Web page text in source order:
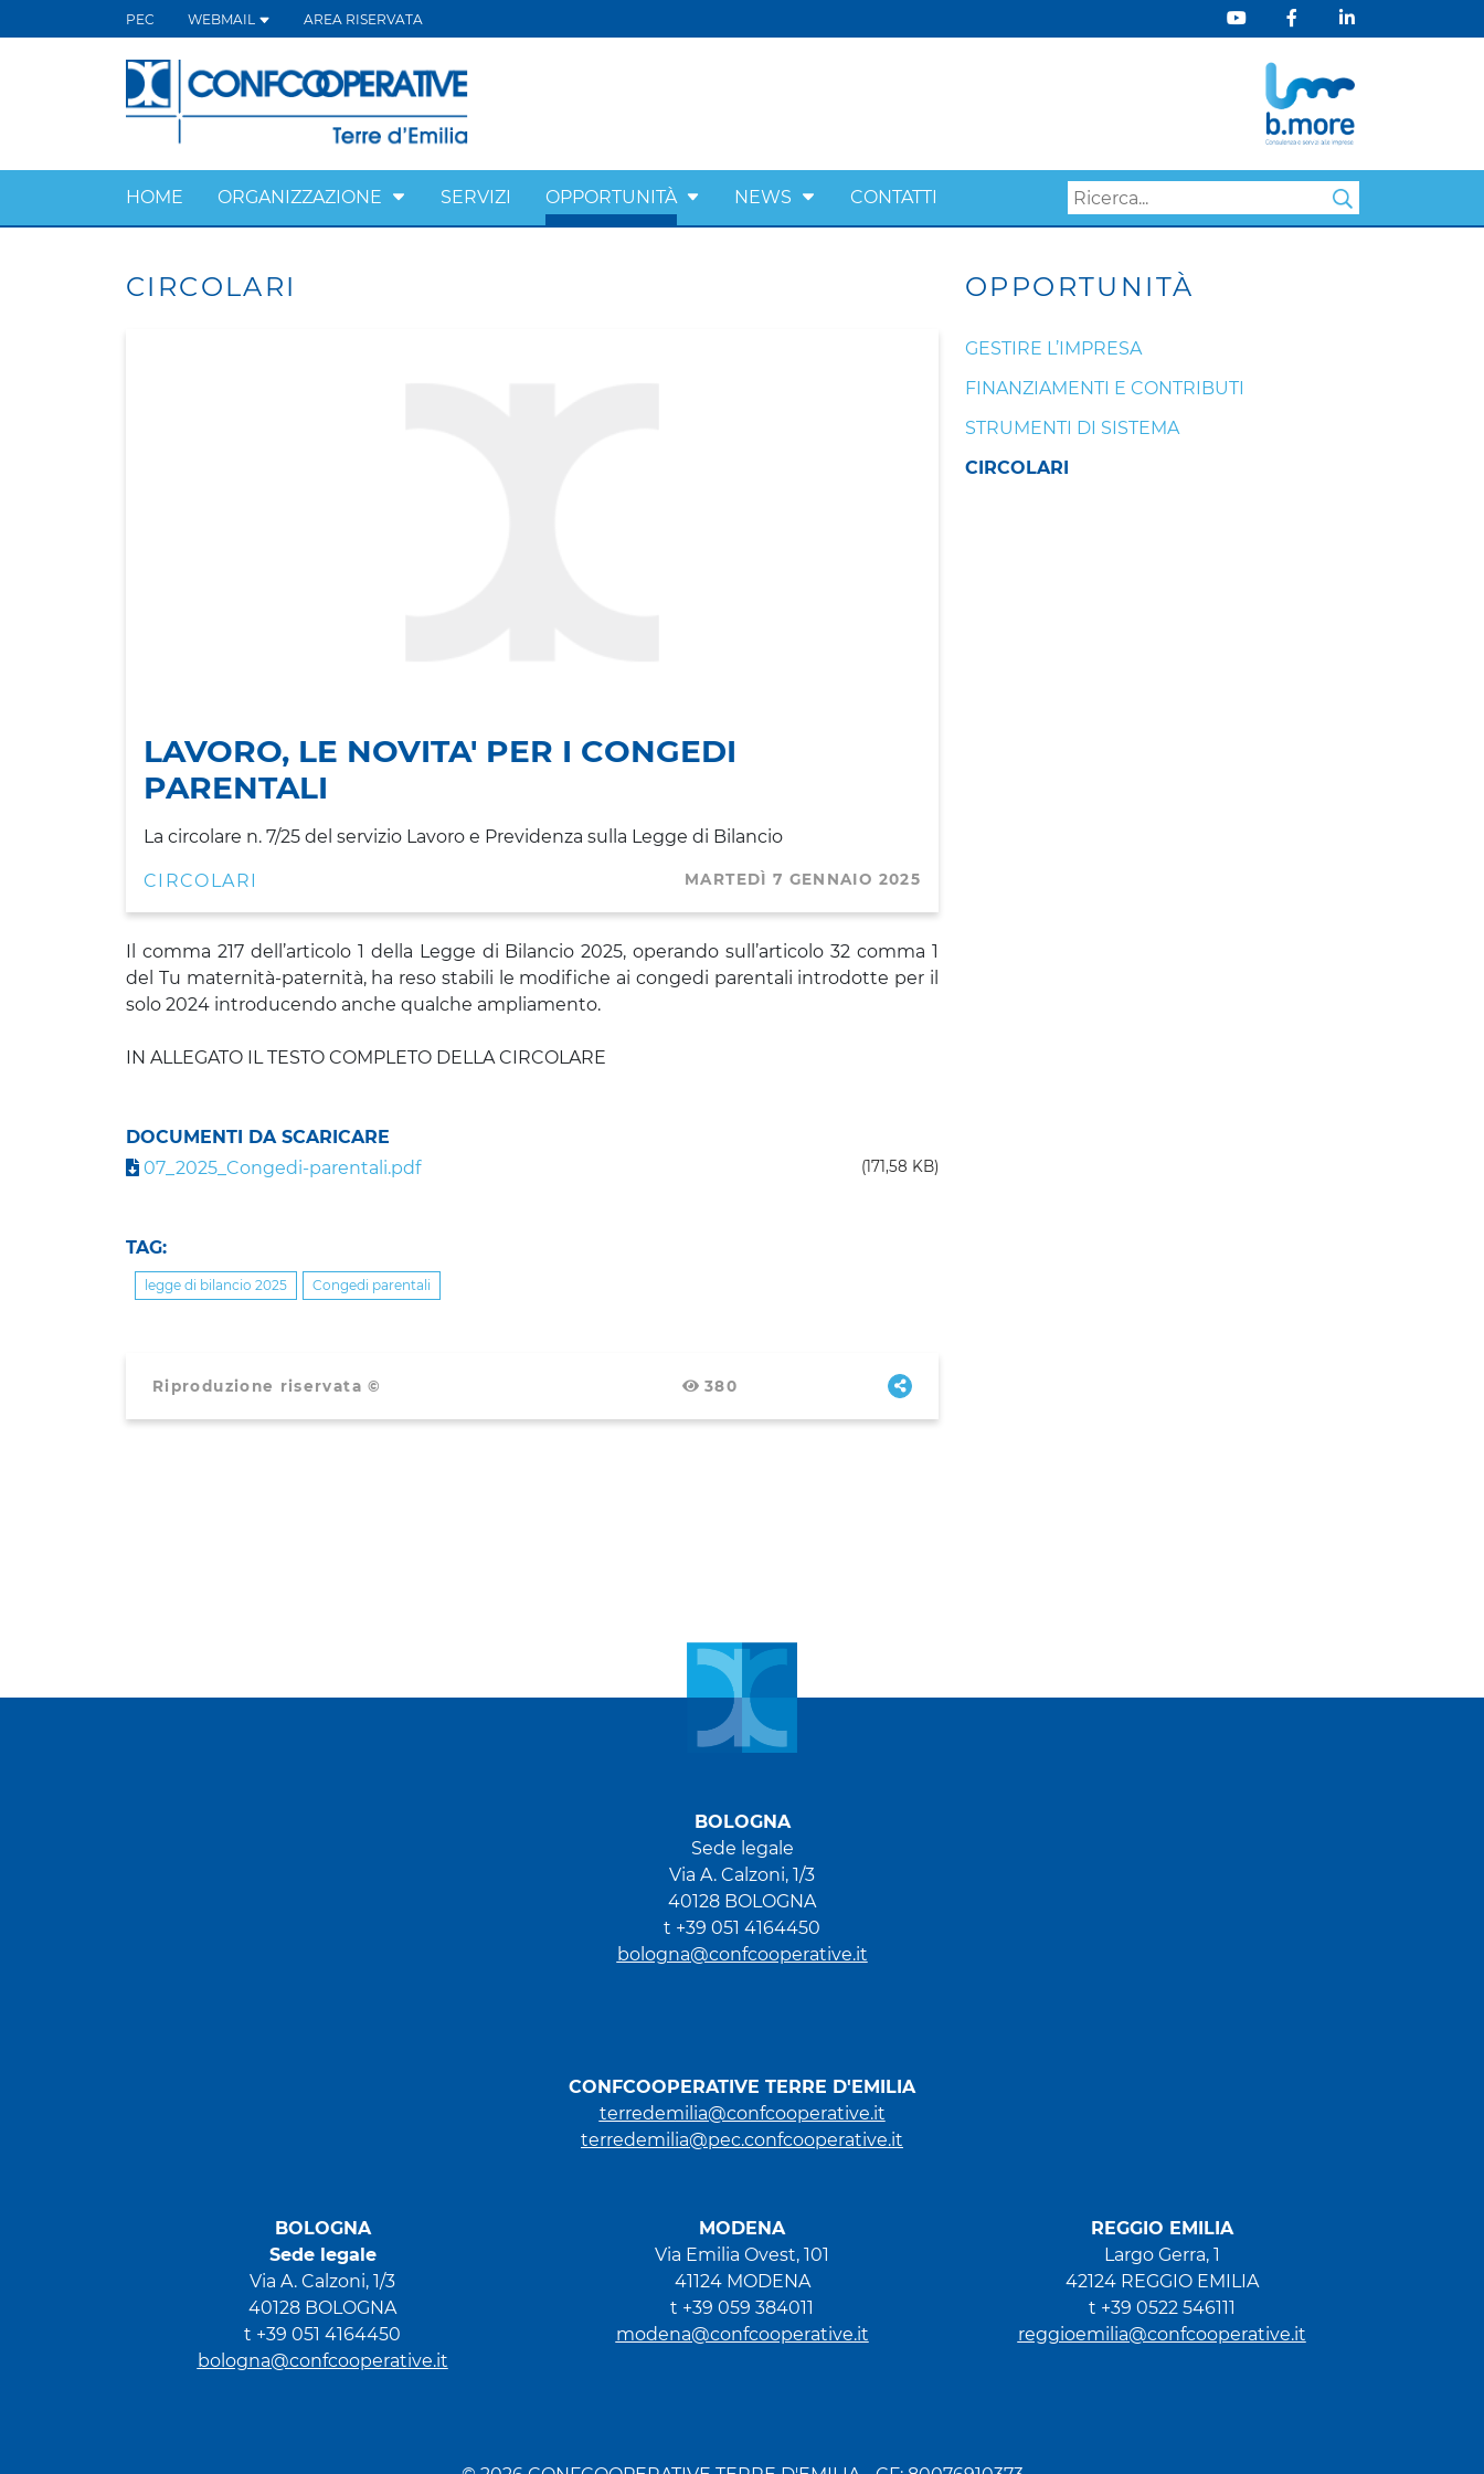
PEC WEBMAIL AREA RISERVATA
HOME ORGANIZZAZIONE SERVIZI OPPORTUNITÀ NEWS CONTATTI
CIRCOLARI
LAVORO, LE NOVITA' PER I CONGEDI
PARENTALI
La circolare n. 7/25 del servizio Lavoro e Previdenza sulla Legge di Bilancio
CIRCOLARI MARTEDÌ 7 GENNAIO 2025
Il comma 217 dell’articolo 1 della Legge di Bilancio 2025, operando sull’articolo 32 comma 1
del Tu maternità-paternità, ha reso stabili le modifiche ai congedi parentali introdotte per il
solo 2024 introducendo anche qualche ampliamento.
IN ALLEGATO IL TESTO COMPLETO DELLA CIRCOLARE
DOCUMENTI DA SCARICARE
07_2025_Congedi-parentali.pdf
(171,58 KB)
TAG:
legge di bilancio 2025 Congedi parentali
Riproduzione riservata © 380
OPPORTUNITÀ
GESTIRE L’IMPRESA
FINANZIAMENTI E CONTRIBUTI
STRUMENTI DI SISTEMA
CIRCOLARI
BOLOGNA
Sede legale
Via A. Calzoni, 1/3
40128 BOLOGNA
t +39 051 4164450
bologna@confcooperative.it
CONFCOOPERATIVE TERRE D'EMILIA
terredemilia@confcooperative.it
terredemilia@pec.confcooperative.it
REGGIO EMILIA
Largo Gerra, 1
42124 REGGIO EMILIA
t +39 0522 546111
reggioemilia@confcooperative.it
MODENA
Via Emilia Ovest, 101
41124 MODENA
t +39 059 384011
modena@confcooperative.it
BOLOGNA
Sede legale
Via A. Calzoni, 1/3
40128 BOLOGNA
t +39 051 4164450
bologna@confcooperative.it